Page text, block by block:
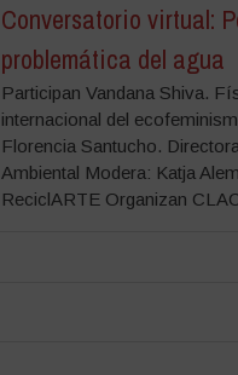
Conversatorio virtual:
problemática del agua
Participan Vandana Shiva.
internacional del
Florencia Santucho.
Ambiental Modera: Katja
ReciclARTE Organizan